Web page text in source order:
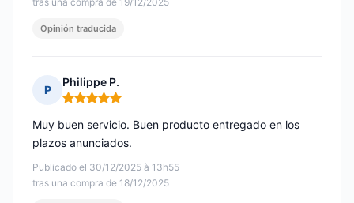
Opinión traducida
P
Philippe P.
Nota: 5 de 5
Publicado el 30/12/2025 à 13h55
tras una compra de 18/12/2025
Muy buen servicio. Buen producto entregado en los
plazos anunciados.